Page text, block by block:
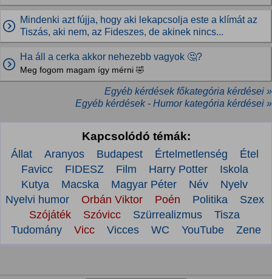
Mindenki azt fújja, hogy aki lekapcsolja este a klímát az
Tiszás, aki nem, az Fideszes, de akinek nincs...
Ha áll a cerka akkor nehezebb vagyok 🤔?
Meg fogom magam így mérni 🤣
Egyéb kérdések főkategória kérdései »
Egyéb kérdések - Humor kategória kérdései »
Kapcsolódó témák:
Állat Aranyos Budapest Értelmetlenség
Étel
Favicc
FIDESZ Film Harry Potter
Iskola
Kutya
Macska Magyar Péter Név
Nyelv
Nyelvi humor
Orbán Viktor Poén Politika
Szex
Szójáték
Szóvicc Szürrealizmus
Tisza
Tudomány
Vicc Vicces WC YouTube Zene